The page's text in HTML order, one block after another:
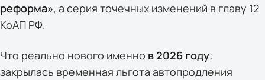
реформа», а серия точечных изменений в главу 12
КоАП РФ.
Что реально нового именно в 2026 году:
закрылась временная льгота автопродления